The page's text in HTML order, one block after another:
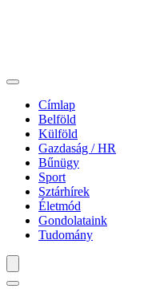
Címlap
Belföld
Külföld
Gazdaság / HR
Bűnügy
Sport
Sztárhírek
Életmód
Gondolataink
Tudomány